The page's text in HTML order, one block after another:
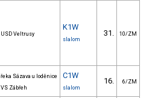
USD Veltrusy
K1W
slalom
31. 10/ZM
řeka Sázava u loděnice
VS Zábřeh
C1W
slalom
16. 6/ZM